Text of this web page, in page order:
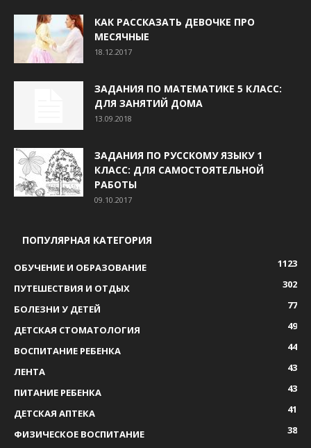
КАК РАССКАЗАТЬ ДЕВОЧКЕ ПРО
МЕСЯЧНЫЕ
18.12.2017
ЗАДАНИЯ ПО МАТЕМАТИКЕ 5 КЛАСС:
ДЛЯ ЗАНЯТИЙ ДОМА
13.09.2018
ЗАДАНИЯ ПО РУССКОМУ ЯЗЫКУ 1
КЛАСС: ДЛЯ САМОСТОЯТЕЛЬНОЙ
РАБОТЫ
09.10.2017
ПОПУЛЯРНАЯ КАТЕГОРИЯ
ОБУЧЕНИЕ И ОБРАЗОВАНИЕ
1123
ПУТЕШЕСТВИЯ И ОТДЫХ
302
БОЛЕЗНИ У ДЕТЕЙ
77
ДЕТСКАЯ СТОМАТОЛОГИЯ
49
ВОСПИТАНИЕ РЕБЕНКА
44
ЛЕНТА
43
ПИТАНИЕ РЕБЕНКА
43
ДЕТСКАЯ АПТЕКА
41
ФИЗИЧЕСКОЕ ВОСПИТАНИЕ
38